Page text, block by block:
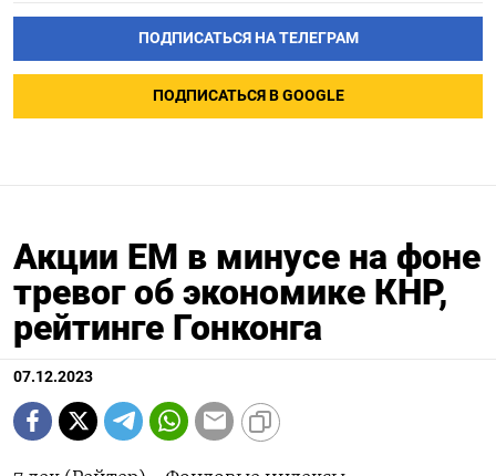
ПОДПИСАТЬСЯ НА ТЕЛЕГРАМ
ПОДПИСАТЬСЯ В GOOGLE
Акции ЕМ в минусе на фоне
тревог об экономике КНР,
рейтинге Гонконга
07.12.2023